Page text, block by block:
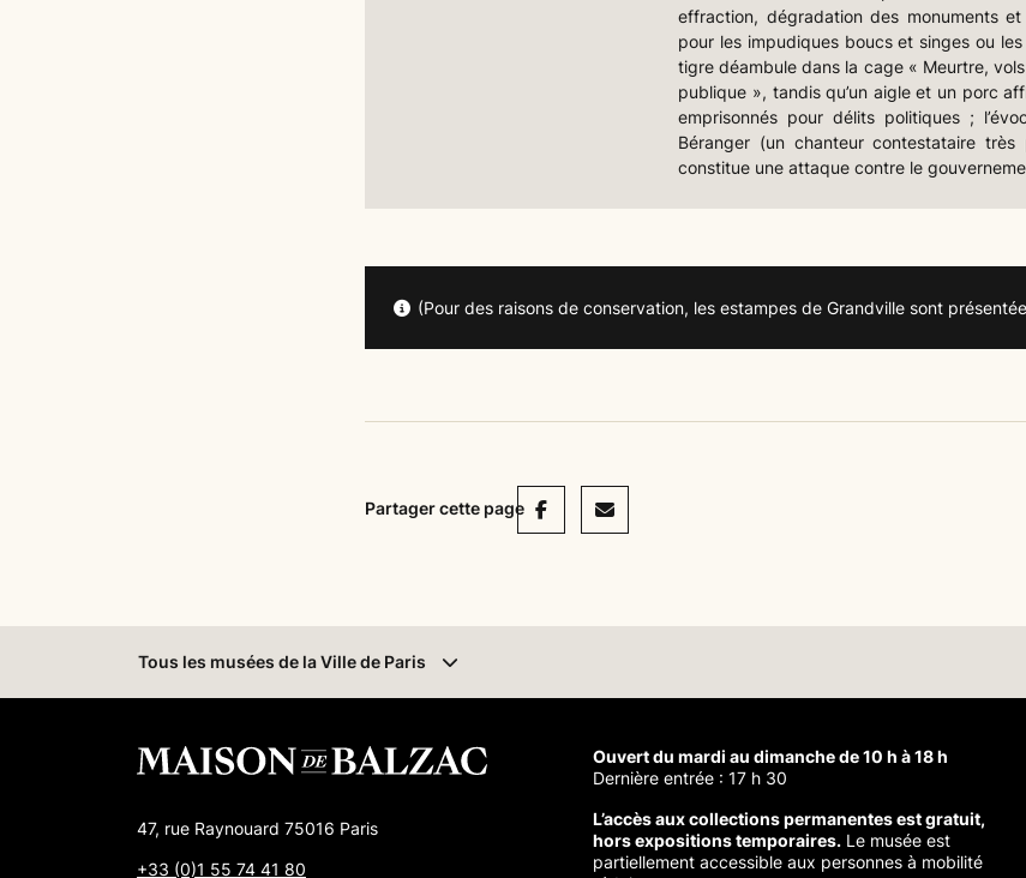
effraction, dégradation des monuments
pour les impudiques boucs et singes ou
tigre déambule dans la cage « Meurtre,
publique », tandis qu’un aigle et un porc
emprisonnés pour délits politiques ;
Béranger (un chanteur contestataire
constitue une attaque contre le
(Pour des raisons de conservation, les estampes de Grandville sont
Partager cette pageFacebook
Mail
Tous les musées de la Ville de Paris
47, rue Raynouard 75016 Paris
+33 (0)1 55 74 41 80
Ouvert du mardi au dimanche de 10 h à 18 h
Dernière entrée : 17 h 30
L’accès aux collections permanentes est gratuit,
hors expositions temporaires. Le musée est
partiellement accessible aux personnes à mobilité